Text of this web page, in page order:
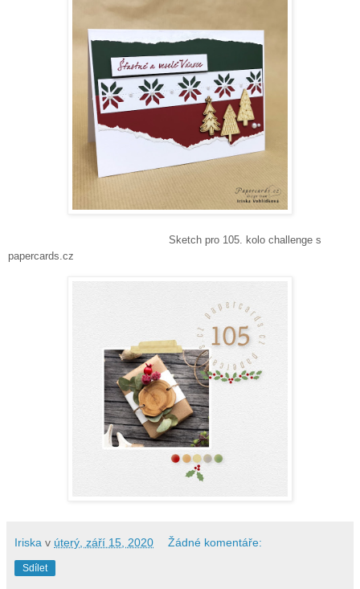
Sketch pro 105. kolo challenge s
papercards.cz
Iriska v úterý, září 15, 2020 Žádné komentáře:
Sdílet